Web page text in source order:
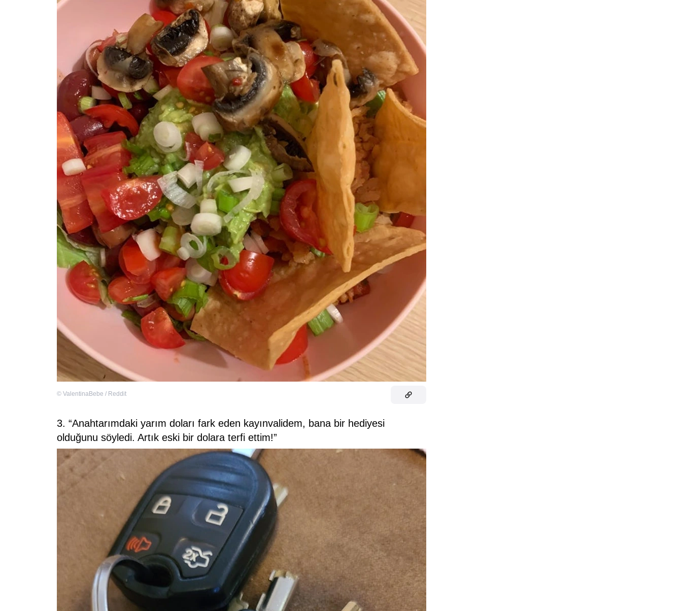
© ValentinaBebe / Reddit
3. “Anahtarımdaki yarım doları fark eden kayınvalidem, bana bir hediyesi
olduğunu söyledi. Artık eski bir dolara terfi ettim!”